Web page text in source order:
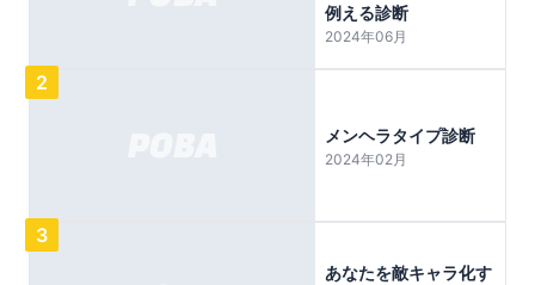
例える診断
2024年06月
2
メンヘラタイプ診断
2024年02月
3
あなたを敵キャラ化す